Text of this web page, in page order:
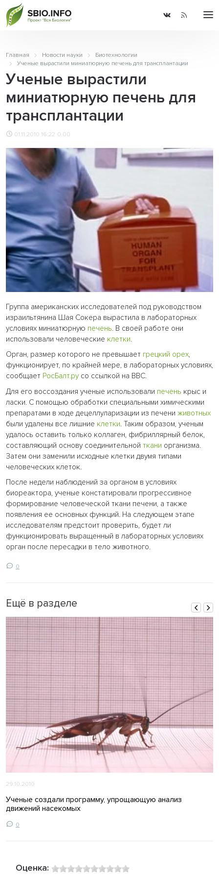
Главная Новости науки
Биотехнологии
Ученые вырастили миниатюрную печень для трансплантации
Ученые вырастили
миниатюрную печень для
трансплантации
01.11.2010 16:22 0.00
Группа американских исследователей под руководством
израильтянина Шая Сокера вырастила в лабораторных
условиях миниатюрную печень. В своей работе они
использовали человеческие клетки.
Орган, размер которого не превышает грецкий орех,
функционирует, по крайней мере, в лабораторных условиях,
сообщает РосБалт.русо ссылкой на BBC.
Для его воссоздания ученые использовали печень крыс и
ласки. С помощью обработки специальными химическими
препаратами в ходе децеллуларизации из печени животных
были удалены все лишние клетки. Таким образом, ученым
удалось оставить только коллаген, фибриллярный белок,
составляющий основу соединительной ткани организма.
Затем они заменили исходные клетки двумя типами
человеческих клеток.
После недели наблюдений за органом в условиях
биореактора, ученые констатировали прогрессивное
формирование человеческой ткани печени, а также
появления ее основных функций. На следующем этапе
исследователям предстоит проверить, будет ли
функционировать выращенный в лабораторных условиях
орган после пересадки в тело животного.
0
Ещё в разделе
29.10.2010
Ученые создали программу, упрощающую анализ
движений насекомых
0
Оценка: